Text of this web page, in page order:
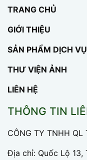
TRANG CHỦ
GIỚI THIỆU
SẢN PHẨM DỊCH VỤ
THƯ VIỆN ẢNH
LIÊN HỆ
THÔNG TIN
CÔNG TY TNHH
Địa chỉ: Quốc Lộ 13,